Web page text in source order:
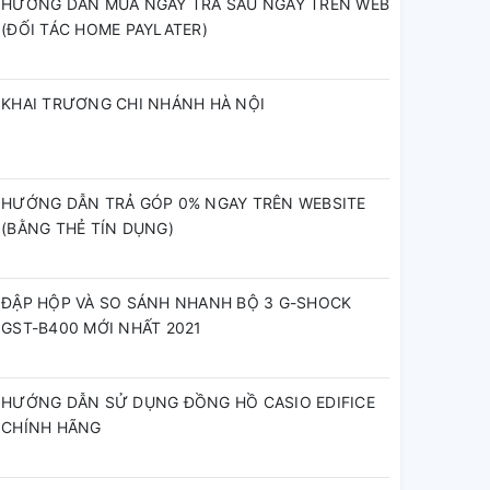
HƯỚNG DẪN MUA NGAY TRẢ SAU NGAY TRÊN WEB
(ĐỐI TÁC HOME PAYLATER)
KHAI TRƯƠNG CHI NHÁNH HÀ NỘI
HƯỚNG DẪN TRẢ GÓP 0% NGAY TRÊN WEBSITE
(BẰNG THẺ TÍN DỤNG)
ĐẬP HỘP VÀ SO SÁNH NHANH BỘ 3 G-SHOCK
GST-B400 MỚI NHẤT 2021
HƯỚNG DẪN SỬ DỤNG ĐỒNG HỒ CASIO EDIFICE
CHÍNH HÃNG